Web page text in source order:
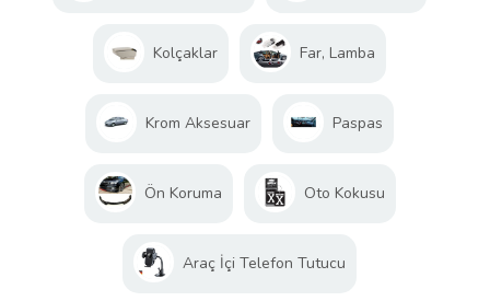
Kolçaklar Far, Lamba
Krom Aksesuar Paspas
Ön Koruma Oto Kokusu
Araç İçi Telefon Tutucu